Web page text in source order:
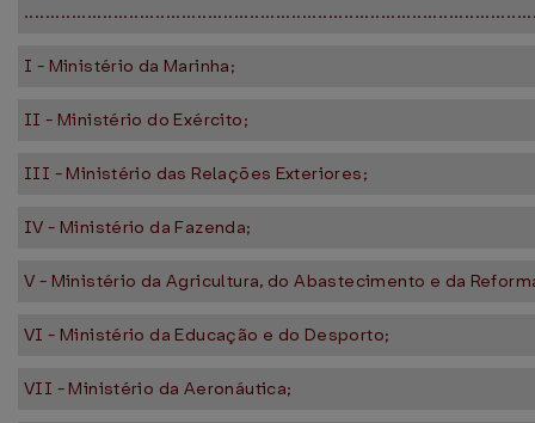
I - Ministério da Marinha;
II - Ministério do Exército;
III - Ministério das Relações Exteriores;
IV - Ministério da Fazenda;
V - Ministério da Agricultura, do Abastecimento e da
VI - Ministério da Educação e do Desporto;
VII - Ministério da Aeronáutica;